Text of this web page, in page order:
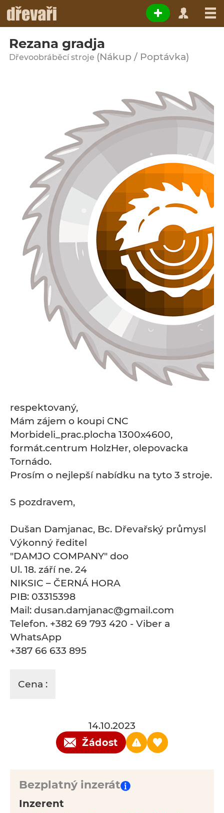
Rezana gradja
Dřevoobráběcí stroje (Nákup / Poptávka)
respektovaný,
Mám zájem o koupi CNC
Morbideli_prac.plocha 1300x4600,
formát.centrum HolzHer, olepovacka
Tornádo.
Prosím o nejlepší nabídku na tyto 3 stroje.
S pozdravem,
Dušan Damjanac, Bc. Dřevařský průmysl
Výkonný ředitel
"DAMJO COMPANY" doo
Ul. 18. září ne. 24
NIKSIC – ČERNÁ HORA
PIB: 03315398
Mail: dusan.damjanac@gmail.com
Telefon. +382 69 793 420 - Viber a
WhatsApp
+387 66 633 895
Cena :
14.10.2023
Žádost
Bezplatný inzerát
Inzerent